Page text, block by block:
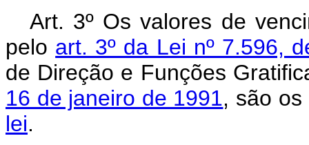
Art. 3º Os valores de
pelo art. 3º da Lei nº 7.596,
de Direção e Funções
16 de janeiro de 1991, são
lei.